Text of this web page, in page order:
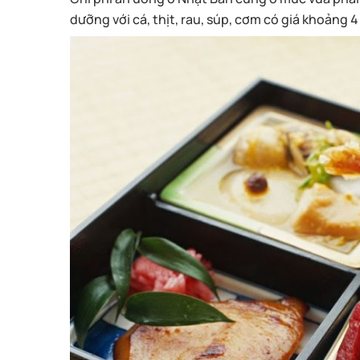
dưỡng với cá, thịt, rau, súp, cơm có giá khoảng 4